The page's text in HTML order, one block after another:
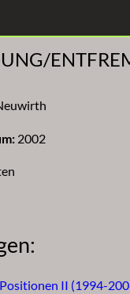
2002
II (1994-